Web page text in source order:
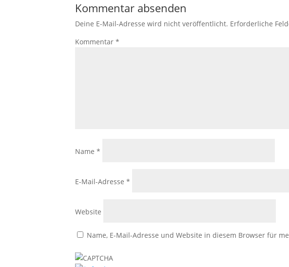
Kommentar absenden
Deine E-Mail-Adresse wird nicht veröffentlicht. Erforderliche
Kommentar*
Name*
E-Mail-Adresse*
Website
Name, E-Mail-Adresse und Website in diesem Browser für